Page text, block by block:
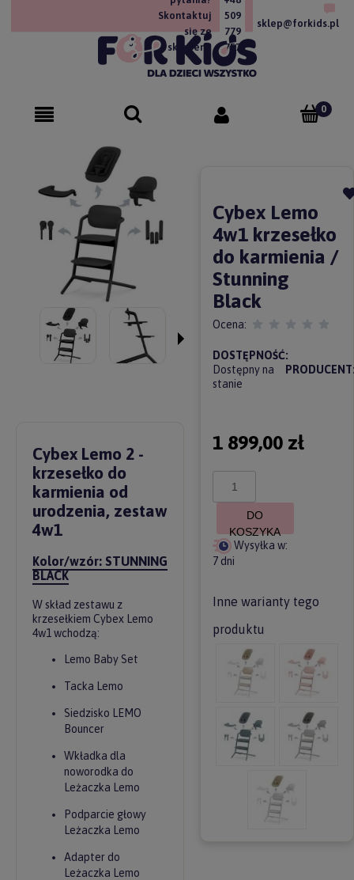
Skontaktuj
się ze
sklepem!
509
779
757
sklep@forkids.pl
Cybex Lemo 2 -
krzesełko do
karmienia od
urodzenia, zestaw
4w1
Kolor/wzór: STUNNING
BLACK
W skład zestawu z
krzesełkiem Cybex Lemo
4w1 wchodzą:
Lemo Baby Set
Tacka Lemo
Siedzisko LEMO
Bouncer
Wkładka dla
noworodka do
Leżaczka Lemo
Podparcie głowy
Leżaczka Lemo
Adapter do
Leżaczka Lemo
Cybex Lemo
4w1 krzesełko
do karmienia /
Stunning
Black
Ocena:
DOSTĘPNOŚĆ:
Dostępny na
stanie
1 899,00 zł
DO
KOSZYKA
Wysyłka w:
7 dni
Inne warianty tego
produktu